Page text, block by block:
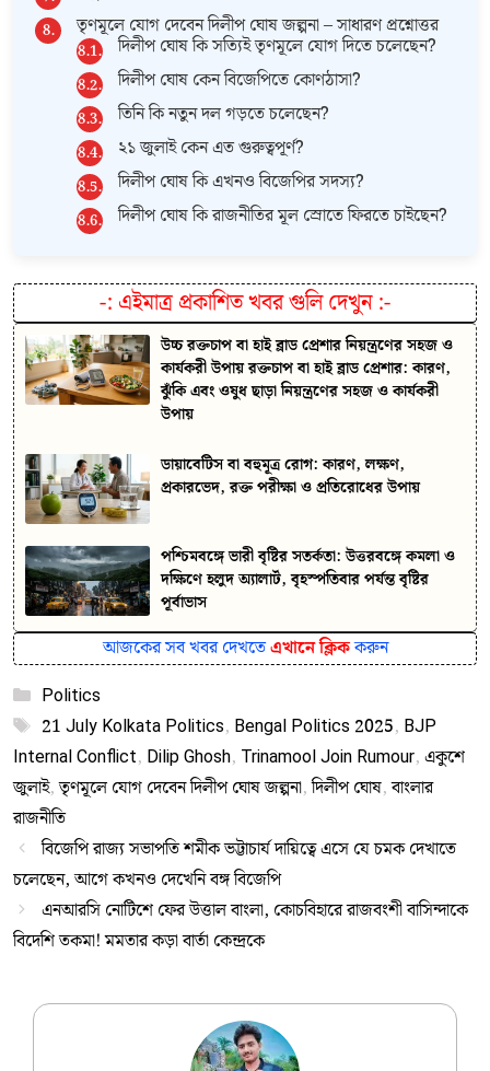
তৃণমূলে যোগ দেবেন দিলীপ ঘোষ জল্পনা – সাধারণ প্রশ্নোত্তর
দিলীপ ঘোষ কি সত্যিই তৃণমূলে যোগ দিতে চলেছেন?
দিলীপ ঘোষ কেন বিজেপিতে কোণঠাসা?
তিনি কি নতুন দল গড়তে চলেছেন?
২১ জুলাই কেন এত গুরুত্বপূর্ণ?
দিলীপ ঘোষ কি এখনও বিজেপির সদস্য?
দিলীপ ঘোষ কি রাজনীতির মূল স্রোতে ফিরতে চাইছেন?
-: এইমাত্র প্রকাশিত খবর গুলি দেখুন:-
উচ্চ রক্তচাপ বা হাই ব্লাড প্রেশার নিয়ন্ত্রণের সহজ ও
কার্যকরী উপায় রক্তচাপ বা হাই ব্লাড প্রেশার: কারণ,
ঝুঁকি এবং ওষুধ ছাড়া নিয়ন্ত্রণের সহজ ও কার্যকরী
উপায়
ডায়াবেটিস বা বহুমূত্র রোগ: কারণ, লক্ষণ,
প্রকারভেদ, রক্ত পরীক্ষা ও প্রতিরোধের উপায়
পশ্চিমবঙ্গে ভারী বৃষ্টির সতর্কতা: উত্তরবঙ্গে কমলা ও
দক্ষিণে হলুদ অ্যালার্ট, বৃহস্পতিবার পর্যন্ত বৃষ্টির
পূর্বাভাস
আজকের সব খবর দেখতেএখানে ক্লিককরুন
Categories
Politics
Tags
21 July Kolkata Politics, Bengal Politics 2025, BJP
Internal Conflict, Dilip Ghosh, Trinamool Join Rumour, একুশে
জুলাই,তৃণমূলে যোগ দেবেন দিলীপ ঘোষ জল্পনা,দিলীপ ঘোষ,বাংলার
রাজনীতি
বিজেপি রাজ্য সভাপতি শমীক ভট্টাচার্য দায়িত্বে এসে যে চমক দেখাতে
চলেছেন, আগে কখনও দেখেনি বঙ্গ বিজেপি
এনআরসি নোটিশে ফের উত্তাল বাংলা, কোচবিহারে রাজবংশী বাসিন্দাকে
বিদেশি তকমা! মমতার কড়া বার্তা কেন্দ্রকে